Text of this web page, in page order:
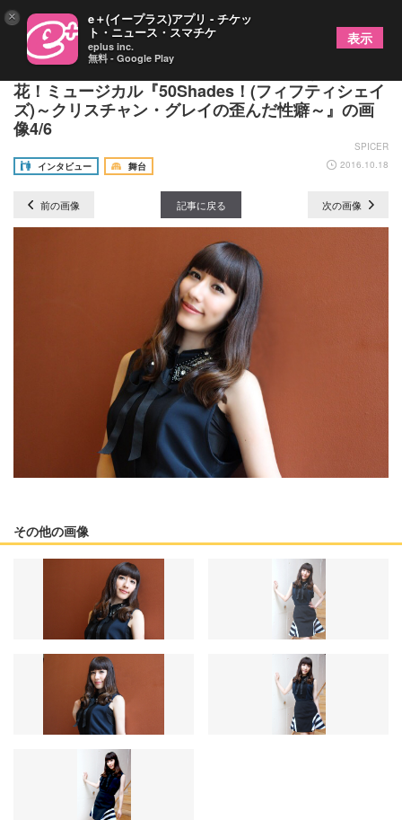
玉置成実がエロティックコメディで新たな魅力を開
花！ミュージカル『​50Shades！(フィフティシェイ
ズ)～クリスチャン・グレイの歪んだ性癖～』の画
像4/6
SPICER
インタビュー
舞台 2016.10.18
前の画像 記事に戻る 次の画像
その他の画像
× e＋(イープラス)アプリ - チケッ
ト・ニュース・スマチケ
eplus inc.
無料 - Google Play
表示